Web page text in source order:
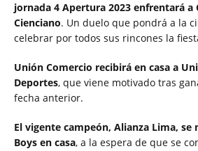
jornada 4 Apertura 2023 enfrentará a
Cienciano. Un duelo que pondrá a la
celebrar por todos sus rincones la
Unión Comercio recibirá en casa a
Deportes, que viene motivado tras
fecha anterior.
El vigente campeón, Alianza Lima,
Boys en casa, a la espera de que se